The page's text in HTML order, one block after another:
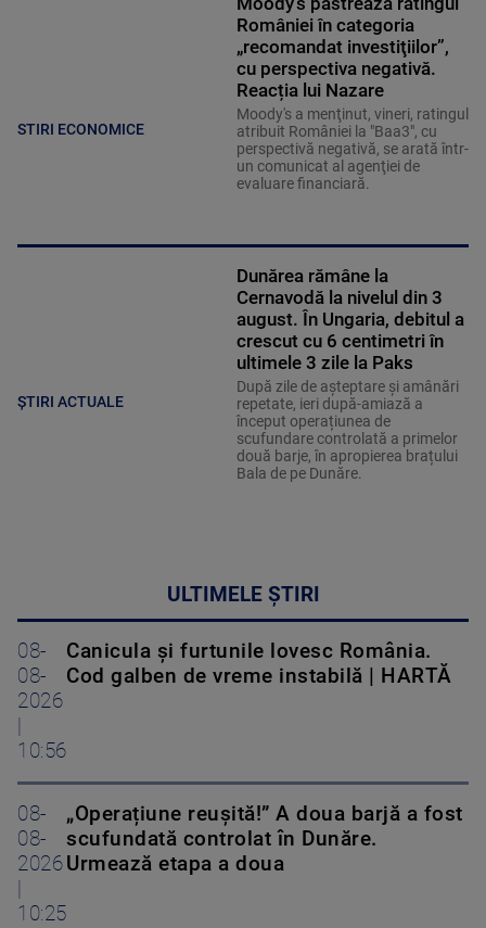
STIRI ECONOMICE
României în categoria
„recomandat investiţiilor”,
cu perspectiva negativă.
Reacția lui Nazare
Moody's a menţinut, vineri, ratingul
atribuit României la "Baa3", cu
perspectivă negativă, se arată într-
un comunicat al agenţiei de
evaluare financiară.
ȘTIRI ACTUALE
Dunărea rămâne la
Cernavodă la nivelul din 3
august. În Ungaria, debitul a
crescut cu 6 centimetri în
ultimele 3 zile la Paks
După zile de așteptare și amânări
repetate, ieri după-amiază a
început operațiunea de
scufundare controlată a primelor
două barje, în apropierea brațului
Bala de pe Dunăre.
ULTIMELE ȘTIRI
08-
08-
2026
10:56
Canicula și furtunile lovesc România.
Cod galben de vreme instabilă | HARTĂ
08-
08-
2026
10:25
„Operațiune reușită!” A doua barjă a fost
scufundată controlat în Dunăre.
Urmează etapa a doua